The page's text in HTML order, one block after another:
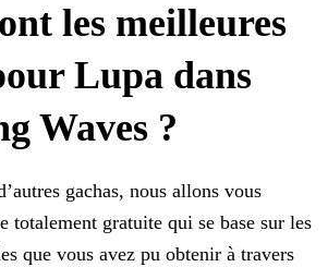
les meilleures
Lupa dans
Waves ?
gachas, nous allons vous
totalement gratuite qui se base sur les
que vous avez pu obtenir à travers